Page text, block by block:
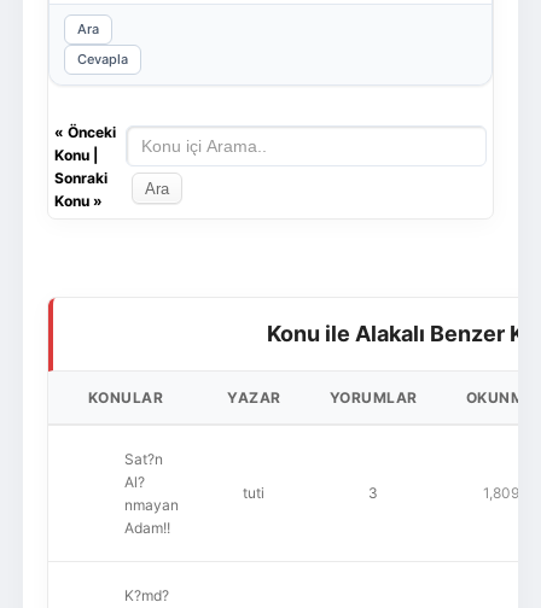
Ara
Cevapla
« Önceki
Konu|
Sonraki
Konu»
Konu ile Alakalı Benzer
KONULAR YAZAR YORUMLAR OKUNMA
Sat?n
Al?
nmayan
Adam!!
tuti 3 1,809
K?md?